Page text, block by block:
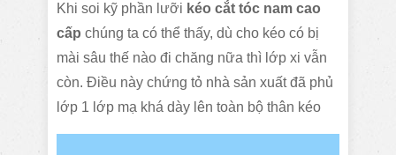
Khi soi kỹ phần lưỡi kéo cắt tóc nam cao
cấp chúng ta có thể thấy, dù cho kéo có bị
mài sâu thế nào đi chăng nữa thì lớp xi vẫn
còn. Điều này chứng tỏ nhà sản xuất đã phủ
lớp 1 lớp mạ khá dày lên toàn bộ thân kéo